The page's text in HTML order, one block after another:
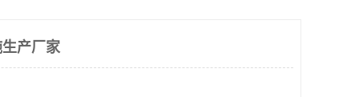
产厂家